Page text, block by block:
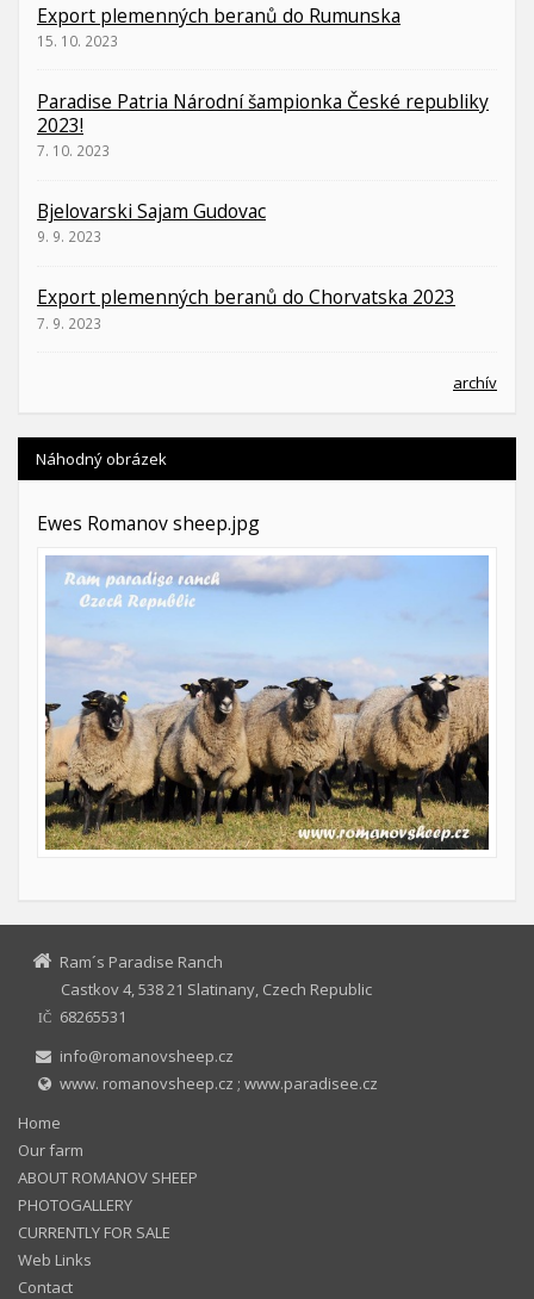
Export plemenných beranů do Rumunska
15. 10. 2023
Paradise Patria Národní šampionka České republiky
2023!
7. 10. 2023
Bjelovarski Sajam Gudovac
9. 9. 2023
Export plemenných beranů do Chorvatska 2023
7. 9. 2023
archív
Náhodný obrázek
Ewes Romanov sheep.jpg
Ram´s Paradise Ranch
Castkov 4, 538 21 Slatinany, Czech Republic
IČ
68265531
info@romanovsheep.cz
www. romanovsheep.cz ; www.paradisee.cz
Home
Our farm
ABOUT ROMANOV SHEEP
PHOTOGALLERY
CURRENTLY FOR SALE
Web Links
Contact